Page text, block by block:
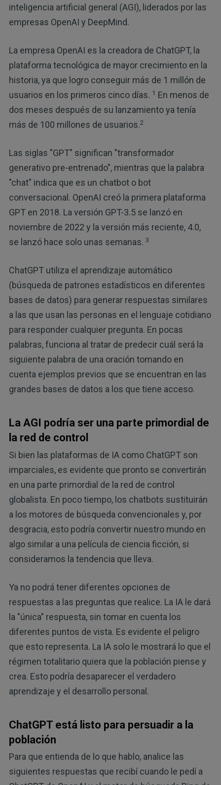
inteligencia artificial general (AGI), liderados por las
empresas OpenAI y DeepMind.
La empresa OpenAI es la creadora de ChatGPT, la
plataforma tecnológica de mayor crecimiento en la
historia, ya que logro conseguir más de 1 millón de
usuarios en los primeros cinco días. 1 En menos de
dos meses después de su lanzamiento ya tenía
más de 100 millones de usuarios.2
Las siglas "GPT" significan "transformador
generativo pre-entrenado", mientras que la palabra
"chat" indica que es un chatbot o bot
conversacional. OpenAI creó la primera plataforma
GPT en 2018. La versión GPT-3.5 se lanzó en
noviembre de 2022 y la versión más reciente, 4.0,
se lanzó hace solo unas semanas. 3
ChatGPT utiliza el aprendizaje automático
(búsqueda de patrones estadísticos en diferentes
bases de datos) para generar respuestas similares
a las que usan las personas en el lenguaje cotidiano
para responder cualquier pregunta. En pocas
palabras, funciona al tratar de predecir cuál será la
siguiente palabra de una oración tomando en
cuenta ejemplos previos que se encuentran en las
grandes bases de datos a los que tiene acceso.
La AGI podría ser una parte primordial de
la red de control
Si bien las plataformas de IA como ChatGPT son
imparciales, es evidente que pronto se convertirán
en una parte primordial de la red de control
globalista. En poco tiempo, los chatbots sustituirán
a los motores de búsqueda convencionales y, por
desgracia, esto podría convertir nuestro mundo en
algo similar a una película de ciencia ficción, si
consideramos la tendencia que lleva.
Ya no podrá tener diferentes opciones de
respuestas a las preguntas que realice. La IA le dará
la "única" respuesta, sin tomar en cuenta los
diferentes puntos de vista. Es evidente el peligro
que esto representa. La IA solo le mostrará lo que el
régimen totalitario quiera que la población piense y
crea. Esto podría desaparecer el verdadero
aprendizaje y el desarrollo personal.
ChatGPT está listo para persuadir a la
población
Para que entienda de lo que hablo, analice las
siguientes respuestas que recibí cuando le pedí a